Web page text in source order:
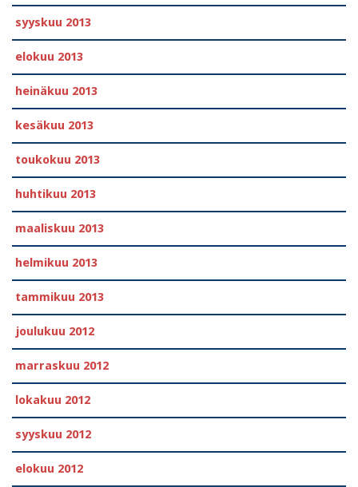
syyskuu 2013
elokuu 2013
heinäkuu 2013
kesäkuu 2013
toukokuu 2013
huhtikuu 2013
maaliskuu 2013
helmikuu 2013
tammikuu 2013
joulukuu 2012
marraskuu 2012
lokakuu 2012
syyskuu 2012
elokuu 2012